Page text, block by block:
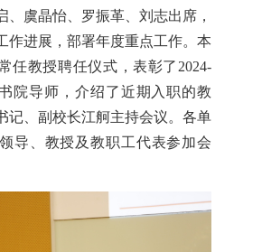
、虞晶怡、罗振革、刘志出席，
作进展，部署年度重点工作。本
任教授聘任仪式，表彰了2024-
院导师，介绍了近期入职的教
记、副校长江舸主持会议。各单
导、教授及教职工代表参加会